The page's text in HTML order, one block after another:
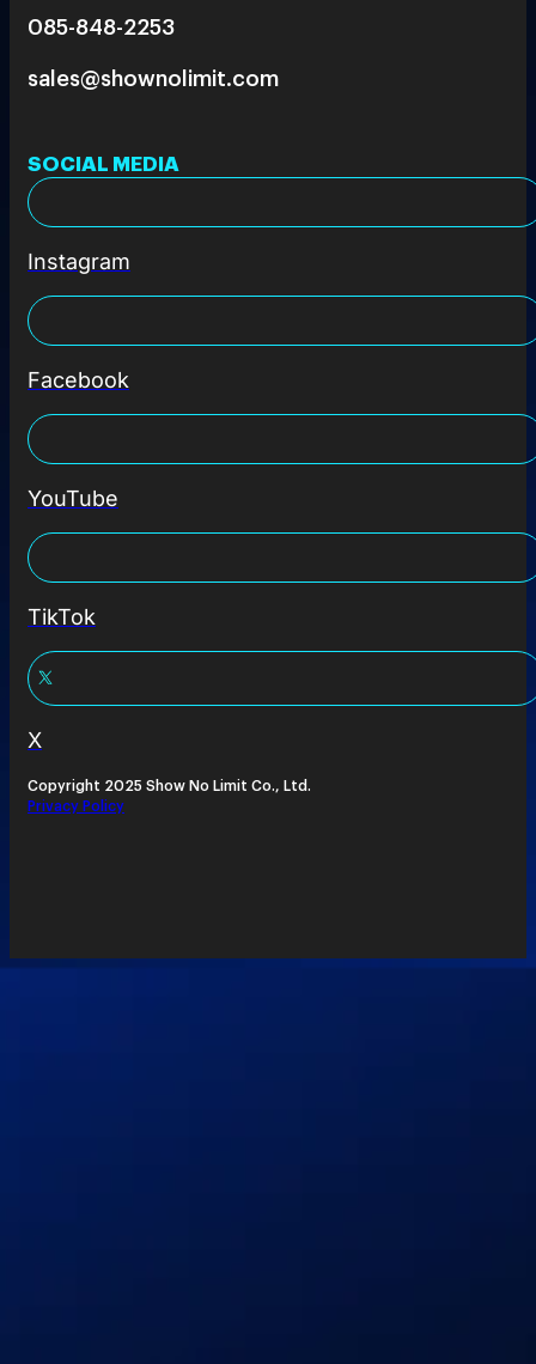
085-848-2253
sales@shownolimit.com
SOCIAL MEDIA
Instagram
Facebook
YouTube
TikTok
X
Copyright 2025 Show No Limit Co., Ltd.
Privacy Policy